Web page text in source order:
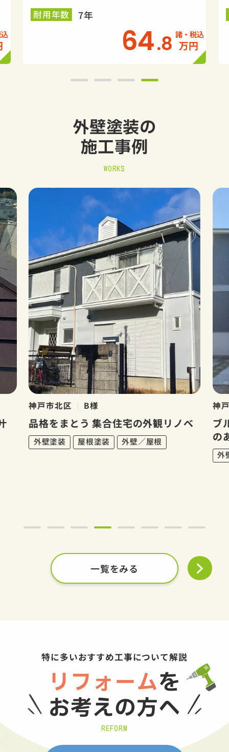
耐用年数 7年
64.8 万円
外壁塗装の
施工事例
WORKS
神戸市北区 B様
品格をまとう 集合住宅の外観リノベ
外壁塗装 屋根塗装 外壁／屋根
神
ブ
の
外
一覧をみる
特に多いおすすめ工事について解説
リフォームを
お考えの方へ
REFORM